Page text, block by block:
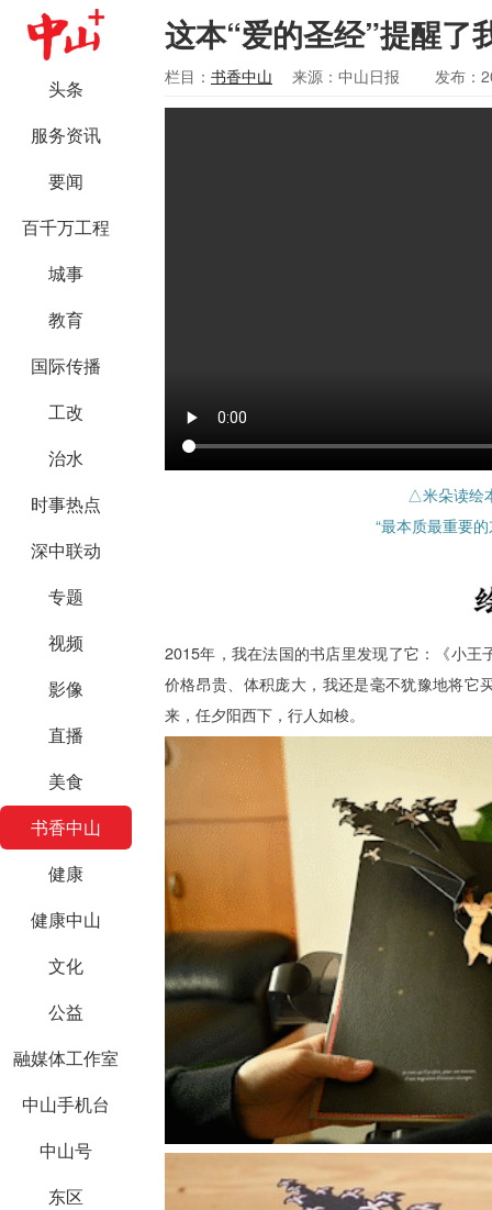
头条
服务资讯
要闻
百千万工程
城事
教育
国际传播
工改
治水
时事热点
深中联动
专题
视频
影像
直播
美食
书香中山
健康
健康中山
文化
公益
融媒体工作室
中山手机台
中山号
东区
这本“爱的圣经”提醒了
栏目： 书香中山 来源：中山日报 发布：
△米朵读绘
“最本质最重要
2015年，我在法国的书店里发现了它：《小
价格昂贵、体积庞大，我还是毫不犹豫地将它
来，任夕阳西下，行人如梭。